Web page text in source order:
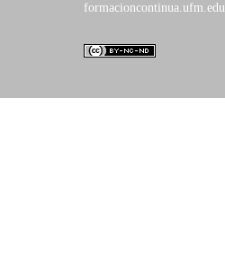
formacioncontinua.ufm.edu